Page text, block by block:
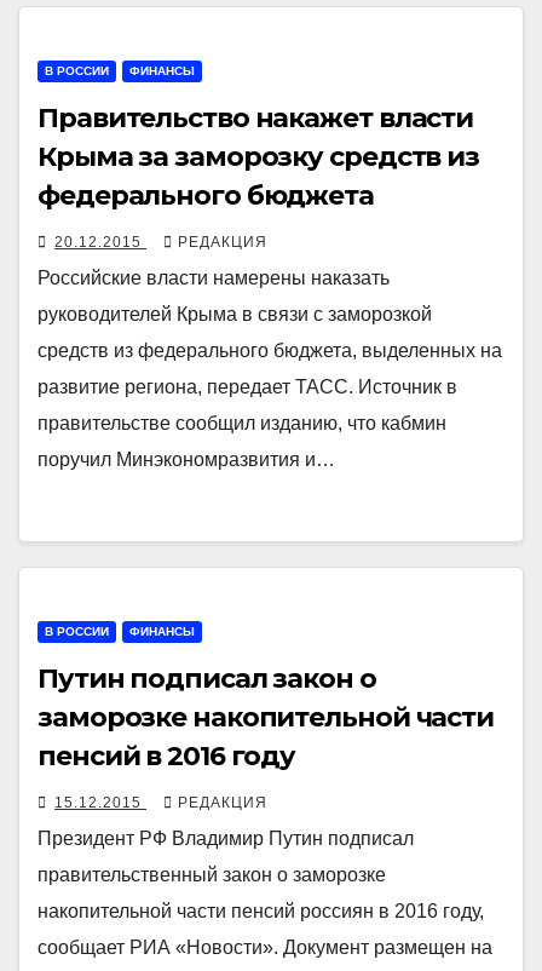
В РОССИИ ФИНАНСЫ
Правительство накажет власти
Крыма за заморозку средств из
федерального бюджета
20.12.2015 РЕДАКЦИЯ
Российские власти намерены наказать
руководителей Крыма в связи с заморозкой
средств из федерального бюджета, выделенных на
развитие региона, передает ТАСС. Источник в
правительстве сообщил изданию, что кабмин
поручил Минэкономразвития и…
В РОССИИ ФИНАНСЫ
Путин подписал закон о
заморозке накопительной части
пенсий в 2016 году
15.12.2015 РЕДАКЦИЯ
Президент РФ Владимир Путин подписал
правительственный закон о заморозке
накопительной части пенсий россиян в 2016 году,
сообщает РИА «Новости». Документ размещен на